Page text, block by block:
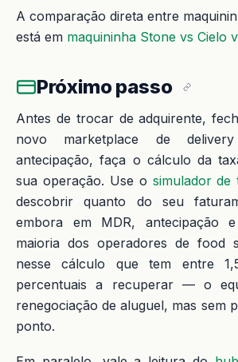
A comparação direta entre
está em maquininha Stone vs Cielo
Próximo passo
Antes de trocar de adquirente,
novo marketplace de
antecipação, faça o cálculo da
sua operação. Use o simulador de
descobrir quanto do seu
embora em MDR, antecipação
maioria dos operadores de food
nesse cálculo que tem entre
percentuais a recuperar — o
renegociação de aluguel, mas sem
ponto.